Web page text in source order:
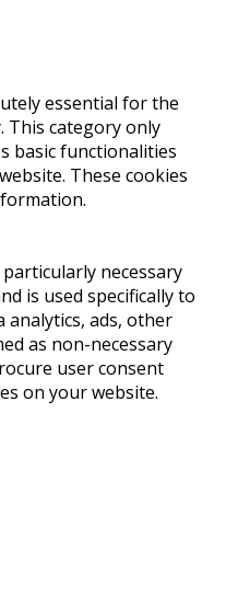
essential for the
category only
basic functionalities
These cookies
necessary
is used specifically to
analytics, ads, other
as non-necessary
user consent
on your website.